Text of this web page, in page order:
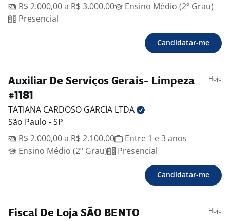
R$ 2.000,00 a R$ 3.000,00
Ensino Médio (2º Grau)
Presencial
Candidatar-me
Auxiliar De Serviços Gerais- Limpeza
#1181
Hoje
TATIANA CARDOSO GARCIA LTDA
São Paulo - SP
R$ 2.000,00 a R$ 2.100,00
Entre 1 e 3 anos
Ensino Médio (2º Grau)
Presencial
Candidatar-me
Fiscal De Loja SÃO BENTO Hoje